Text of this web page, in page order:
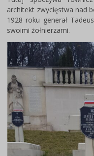
architekt zwycięstwa nad
1928 roku generał
swoimi żołnierzami.